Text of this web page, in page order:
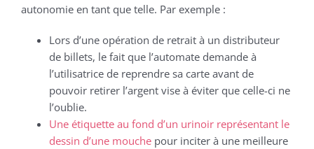
autonomie en tant que telle. Par exemple :
Lors d’une opération de retrait à un distributeur
de billets, le fait que l’automate demande à
l’utilisatrice de reprendre sa carte avant de
pouvoir retirer l’argent vise à éviter que celle-ci ne
l’oublie.
Une étiquette au fond d’un urinoir représentant le
dessin d’une mouchepour inciter à une meilleure